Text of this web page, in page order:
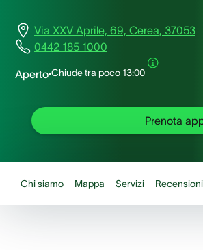
Via XXV Aprile, 69, Cerea, 37053
0442 185 1000
Aperto Chiude tra poco 13:00
Prenota
Chi siamo Mappa Servizi Recensioni